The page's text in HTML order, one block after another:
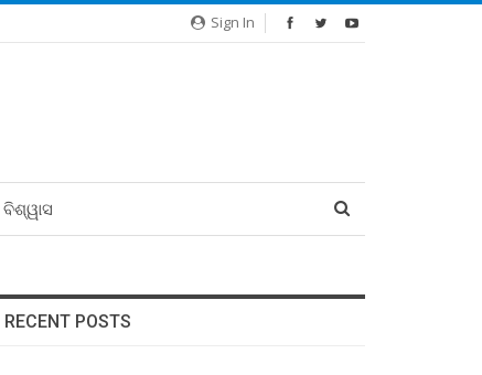
Sign In
ବିଶ୍ୱାସ
RECENT POSTS